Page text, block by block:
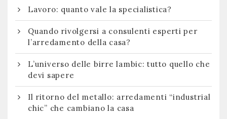
Lavoro: quanto vale la specialistica?
Quando rivolgersi a consulenti esperti per
l’arredamento della casa?
L’universo delle birre lambic: tutto quello che
devi sapere
Il ritorno del metallo: arredamenti “industrial
chic” che cambiano la casa